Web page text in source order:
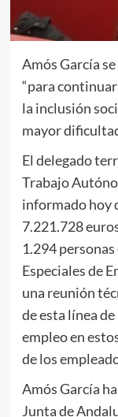
Amós García
“para
la inclusión
mayor
El delegado
Trabajo
informado hoy
7.221.728
1.294
Especiales de
una reunión
de esta línea
empleo en
de los
Amós García
Junta de